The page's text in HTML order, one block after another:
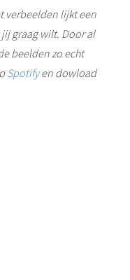
verbeelden lijkt een
graag wilt. Door al
beelden zo echt
Spotifyen dowload